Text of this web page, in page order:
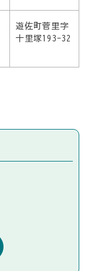
遊佐町菅里字
十里塚193-32